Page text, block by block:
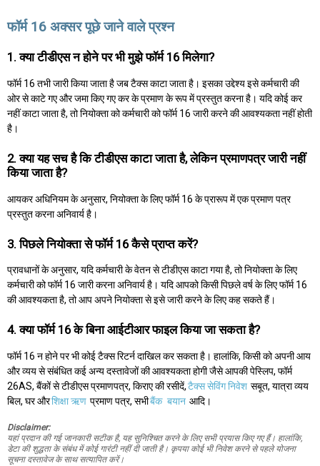
फॉर्म 16 अक्सर पूछे जाने वाले प्रश्न
1. क्या टीडीएस न होने पर भी मुझे फॉर्म 16 मिलेगा?
फॉर्म 16 तभी जारी किया जाता है जब टैक्स काटा जाता है। इसका उद्देश्य इसे कर्मचारी की
ओर से काटे गए और जमा किए गए कर के प्रमाण के रूप में प्रस्तुत करना है। यदि कोई कर
नहीं काटा जाता है, तो नियोक्ता को कर्मचारी को फॉर्म 16 जारी करने की आवश्यकता नहीं होती
है।
2. क्या यह सच है कि टीडीएस काटा जाता है, लेकिन प्रमाणपत्र जारी नहीं
किया जाता है?
आयकर अधिनियम के अनुसार, नियोक्ता के लिए फॉर्म 16 के प्रारूप में एक प्रमाण पत्र
प्रस्तुत करना अनिवार्य है।
3. पिछले नियोक्ता से फॉर्म 16 कैसे प्राप्त करें?
प्रावधानों के अनुसार, यदि कर्मचारी के वेतन से टीडीएस काटा गया है, तो नियोक्ता के लिए
कर्मचारी को फॉर्म 16 जारी करना अनिवार्य है। यदि आपको किसी पिछले वर्ष के लिए फॉर्म 16
की आवश्यकता है, तो आप अपने नियोक्ता से इसे जारी करने के लिए कह सकते हैं।
4. क्या फॉर्म 16 के बिना आईटीआर फाइल किया जा सकता है?
फॉर्म 16 न होने पर भी कोई टैक्स रिटर्न दाखिल कर सकता है। हालांकि, किसी को अपनी आय
और व्यय से संबंधित कई अन्य दस्तावेजों की आवश्यकता होगी जैसे आपकी पेस्लिप, फॉर्म
26AS, बैंकों से टीडीएस प्रमाणपत्र, किराए की रसीदें,टैक्स सेविंग निवेश सबूत, यात्रा व्यय
बिल, घर औरशिक्षा ऋण प्रमाण पत्र, सभीबैंक बयान आदि।
Disclaimer:
यहां प्रदान की गई जानकारी सटीक है, यह सुनिश्चित करने के लिए सभी प्रयास किए गए हैं। हालांकि,
डेटा की शुद्धता के संबंध में कोई गारंटी नहीं दी जाती है। कृपया कोई भी निवेश करने से पहले योजना
सूचना दस्तावेज के साथ सत्यापित करें।